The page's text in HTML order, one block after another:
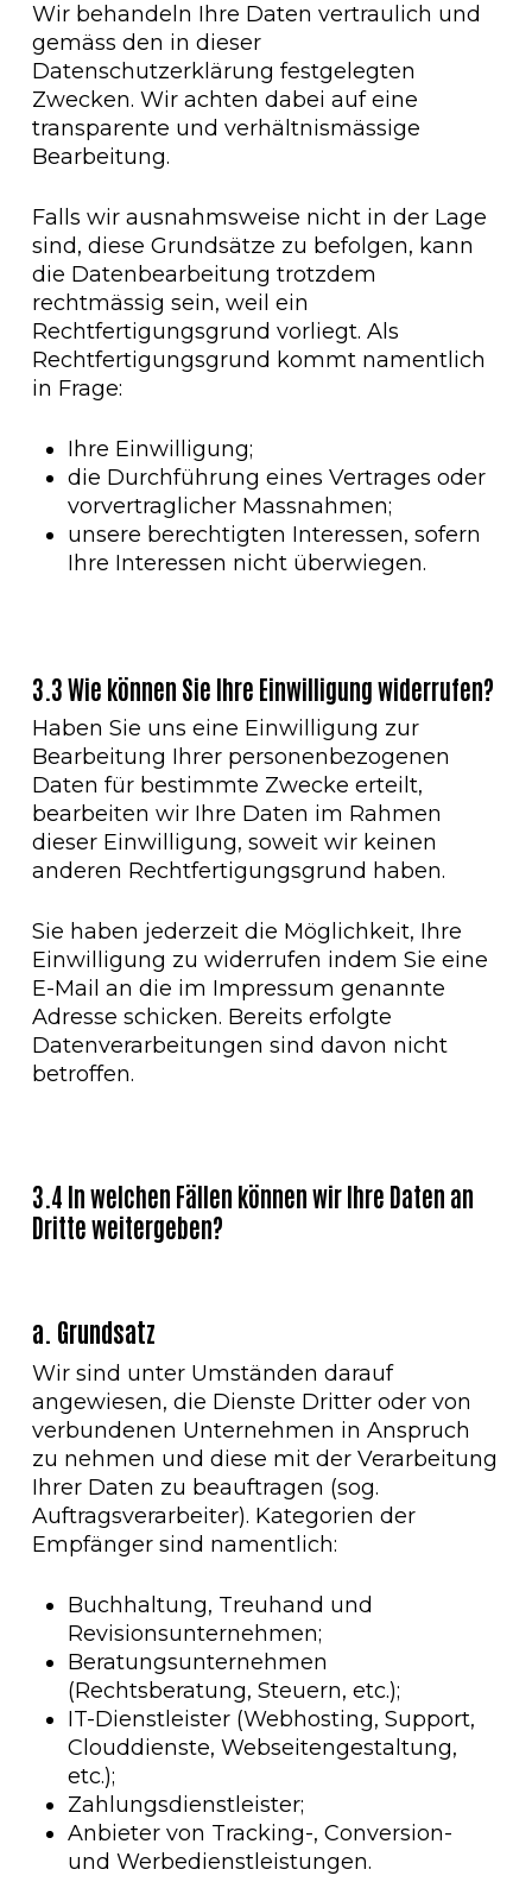
Wir behandeln Ihre Daten vertraulich und
gemäss den in dieser
Datenschutzerklärung festgelegten
Zwecken. Wir achten dabei auf eine
transparente und verhältnismässige
Bearbeitung.
Falls wir ausnahmsweise nicht in der Lage
sind, diese Grundsätze zu befolgen, kann
die Datenbearbeitung trotzdem
rechtmässig sein, weil ein
Rechtfertigungsgrund vorliegt. Als
Rechtfertigungsgrund kommt namentlich
in Frage:
Ihre Einwilligung;
die Durchführung eines Vertrages oder
vorvertraglicher Massnahmen;
unsere berechtigten Interessen, sofern
Ihre Interessen nicht überwiegen.
3.3 Wie können Sie Ihre Einwilligung widerrufen?
Haben Sie uns eine Einwilligung zur
Bearbeitung Ihrer personenbezogenen
Daten für bestimmte Zwecke erteilt,
bearbeiten wir Ihre Daten im Rahmen
dieser Einwilligung, soweit wir keinen
anderen Rechtfertigungsgrund haben.
Sie haben jederzeit die Möglichkeit, Ihre
Einwilligung zu widerrufen indem Sie eine
E-Mail an die im Impressum genannte
Adresse schicken. Bereits erfolgte
Datenverarbeitungen sind davon nicht
betroffen.
3.4 In welchen Fällen können wir Ihre Daten an
Dritte weitergeben?
a. Grundsatz
Wir sind unter Umständen darauf
angewiesen, die Dienste Dritter oder von
verbundenen Unternehmen in Anspruch
zu nehmen und diese mit der Verarbeitung
Ihrer Daten zu beauftragen (sog.
Auftragsverarbeiter). Kategorien der
Empfänger sind namentlich:
Buchhaltung, Treuhand und
Revisionsunternehmen;
Beratungsunternehmen
(Rechtsberatung, Steuern, etc.);
IT-Dienstleister (Webhosting, Support,
Clouddienste, Webseitengestaltung,
etc.);
Zahlungsdienstleister;
Anbieter von Tracking-, Conversion-
und Werbedienstleistungen.